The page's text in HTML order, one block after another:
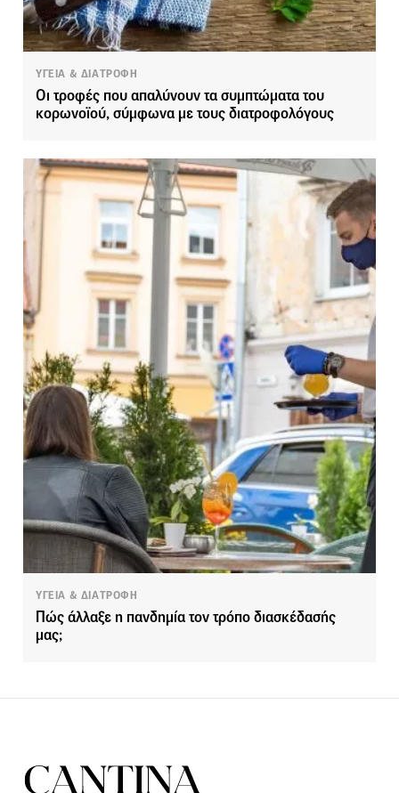
ΥΓΕΙΑ & ΔΙΑΤΡΟΦΗ
Οι τροφές που απαλύνουν τα συμπτώματα του
κορωνοϊού, σύμφωνα με τους διατροφολόγους
ΥΓΕΙΑ & ΔΙΑΤΡΟΦΗ
Πώς άλλαξε η πανδημία τον τρόπο διασκέδασής
μας;